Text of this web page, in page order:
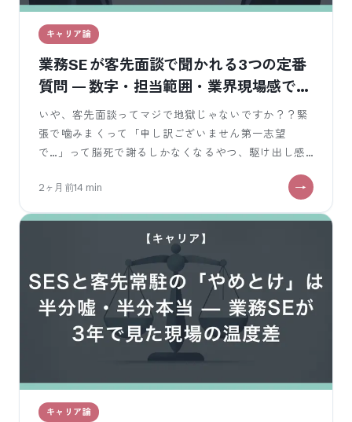
キャリア論
業務SE が客先面談で聞かれる3つの定番
質問 — 数字・担当範囲・業界現場感で答
える受動応答型
いや、客先面談ってマジで地獄じゃないですか？？緊
張で噛みまくって「申し訳ございません第一志望
で…」って脳死で謝るしかなくなるやつ、駆け出し感
2ヶ月前14 min
キャリア論